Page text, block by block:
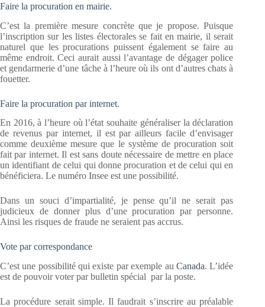
Faire la procuration en mairie.
C’est la première mesure concrète que je propose. Puisque
l’inscription sur les listes électorales se fait en mairie, il serait
naturel que les procurations puissent également se faire au
même endroit. Ceci aurait aussi l’avantage de dégager police
et gendarmerie d’une tâche à l’heure où ils ont d’autres chats à
fouetter.
Faire la procuration par internet.
En 2016, à l’heure où l’état souhaite généraliser la déclaration
de revenus par internet, il est par ailleurs facile d’envisager
comme deuxième mesure que le système de procuration soit
fait par internet. Il est sans doute nécessaire de mettre en place
un identifiant de celui qui donne procuration et de celui qui en
bénéficiera. Le numéro Insee est une possibilité.
Dans un souci d’impartialité, je pense qu’il ne serait pas
judicieux de donner plus d’une procuration par personne.
Ainsi les risques de fraude ne seraient pas accrus.
Vote par correspondance
C’est une possibilité qui existe par exemple au Canada. L’idée
est de pouvoir voter par bulletin spécial par la poste.
La procédure serait simple. Il faudrait s’inscrire au préalable